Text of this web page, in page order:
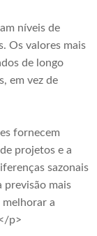
níveis de
Os valores mais
de longo
em vez de
fornecem
projetos e a
sazonais
previsão mais
a
p>